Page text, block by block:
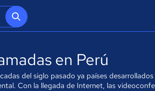
en Perú
del siglo pasado ya países
Con la llegada de Internet, las